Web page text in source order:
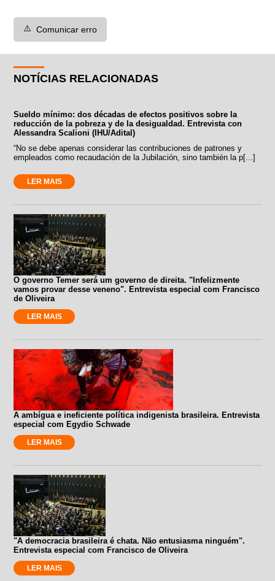
⚠️ Comunicar erro
NOTÍCIAS RELACIONADAS
Sueldo mínimo: dos décadas de efectos positivos sobre la
reducción de la pobreza y de la desigualdad. Entrevista con
Alessandra Scalioni (IHU/Adital)
“No se debe apenas considerar las contribuciones de patrones y
empleados como recaudación de la Jubilación, sino también la p[...]
LER MAIS
O governo Temer será um governo de direita. "Infelizmente
vamos provar desse veneno". Entrevista especial com Francisco
de Oliveira
LER MAIS
A ambígua e ineficiente política indigenista brasileira. Entrevista
especial com Egydio Schwade
LER MAIS
"A democracia brasileira é chata. Não entusiasma ninguém".
Entrevista especial com Francisco de Oliveira
LER MAIS